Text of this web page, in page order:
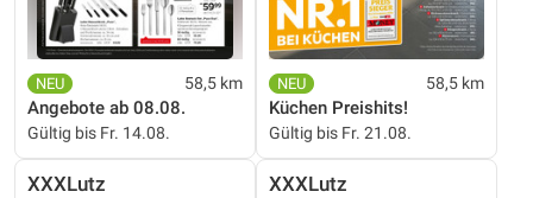
58,5 km
Angebote ab 08.08.
Gültig bis Fr. 14.08.
58,5 km
Küchen Preishits!
Gültig bis Fr. 21.08.
XXXLutz XXXLutz